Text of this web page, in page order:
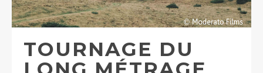
TOURNAGE DU